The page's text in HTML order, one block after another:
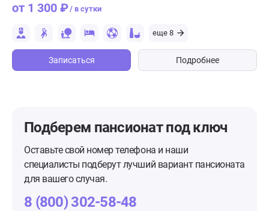
от 1 300 ₽/ в сутки
еще 8
Записаться Подробнее
Подберем пансионатпод ключ
Оставьте свой номер телефона и наши
специалисты подберут лучший вариант пансионата
для вашего случая.
8 (800) 302-58-48